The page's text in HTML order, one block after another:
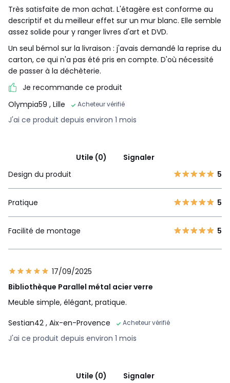
Très satisfaite de mon achat. L'étagère est conforme au
descriptif et du meilleur effet sur un mur blanc. Elle semble
assez solide pour y ranger livres d'art et DVD.
Un seul bémol sur la livraison : j'avais demandé la reprise du
carton, ce qui n'a pas été pris en compte. D'où nécessité
de passer à la déchèterie.
Je recommande ce produit
Olympia59 , Lille Acheteur vérifié
J'ai ce produit depuis environ 1 mois
Utile (0)
Signaler
Design du produit
5
Pratique 5
Facilité de montage 5
17/09/2025
Bibliothèque Parallel métal acier verre
Meuble simple, élégant, pratique.
Sestian42 , Aix-en-Provence Acheteur vérifié
J'ai ce produit depuis environ 1 mois
Utile (0)
Signaler